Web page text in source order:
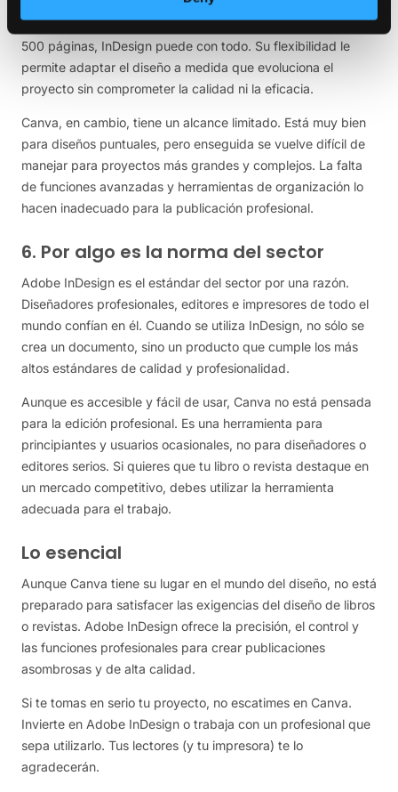
si está creando un folleto de 10 páginas como una novela de
500 páginas, InDesign puede con todo. Su flexibilidad le
permite adaptar el diseño a medida que evoluciona el
proyecto sin comprometer la calidad ni la eficacia.
Canva, en cambio, tiene un alcance limitado. Está muy bien
para diseños puntuales, pero enseguida se vuelve difícil de
manejar para proyectos más grandes y complejos. La falta
de funciones avanzadas y herramientas de organización lo
hacen inadecuado para la publicación profesional.
6. Por algo es la norma del sector
Adobe InDesign es el estándar del sector por una razón.
Diseñadores profesionales, editores e impresores de todo el
mundo confían en él. Cuando se utiliza InDesign, no sólo se
crea un documento, sino un producto que cumple los más
altos estándares de calidad y profesionalidad.
Aunque es accesible y fácil de usar, Canva no está pensada
para la edición profesional. Es una herramienta para
principiantes y usuarios ocasionales, no para diseñadores o
editores serios. Si quieres que tu libro o revista destaque en
un mercado competitivo, debes utilizar la herramienta
adecuada para el trabajo.
Lo esencial
Aunque Canva tiene su lugar en el mundo del diseño, no está
preparado para satisfacer las exigencias del diseño de libros
o revistas. Adobe InDesign ofrece la precisión, el control y
las funciones profesionales para crear publicaciones
asombrosas y de alta calidad.
Si te tomas en serio tu proyecto, no escatimes en Canva.
Invierte en Adobe InDesign o trabaja con un profesional que
sepa utilizarlo. Tus lectores (y tu impresora) te lo
agradecerán.